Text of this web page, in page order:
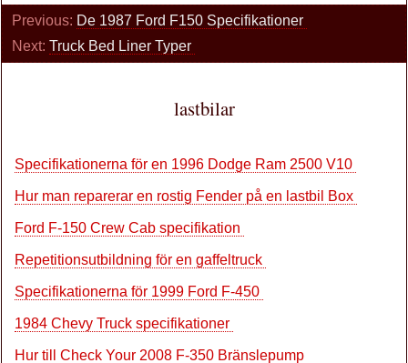
Previous: De 1987 Ford F150 Specifikationer
Next: Truck Bed Liner Typer
lastbilar
Specifikationerna för en 1996 Dodge Ram 2500 V10
Hur man reparerar en rostig Fender på en lastbil Box
Ford F-150 Crew Cab specifikation
Repetitionsutbildning för en gaffeltruck
Specifikationerna för 1999 Ford F-450
1984 Chevy Truck specifikationer
Hur till Check Your 2008 F-350 Bränslepump